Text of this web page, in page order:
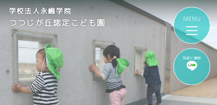
気軽に質問
学校法人永嶋学院
つつじが丘認定こども園